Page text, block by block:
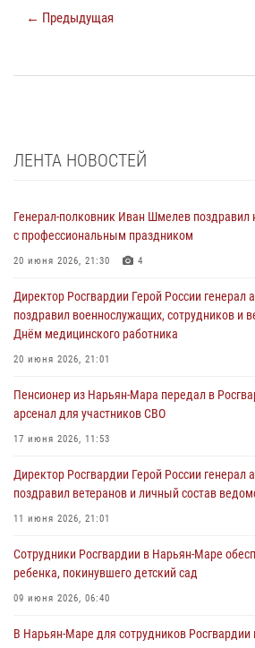
← Предыдущая
ЛЕНТА НОВОСТЕЙ
Генерал-полковник Иван Шмелев поздравил
с профессиональным праздником
20 июня 2026, 21:30 4
Директор Росгвардии Герой России генерал
поздравил военнослужащих, сотрудников и
Днём медицинского работника
20 июня 2026, 21:01
Пенсионер из Нарьян-Мара передал в
арсенал для участников СВО
17 июня 2026, 11:53
Директор Росгвардии Герой России генерал
поздравил ветеранов и личный состав
11 июня 2026, 21:01
Сотрудники Росгвардии в Нарьян-Маре
ребенка, покинувшего детский сад
09 июня 2026, 06:40
В Нарьян-Маре для сотрудников